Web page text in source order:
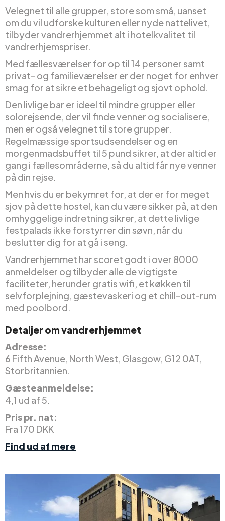
Velegnet til alle grupper, store som små, uanset
om du vil udforske kulturen eller nyde nattelivet,
tilbyder vandrerhjemmet alt i hotelkvalitet til
vandrerhjemspriser.
Med fællesværelser for op til 14 personer samt
privat- og familieværelser er der noget for enhver
smag for at sikre et behageligt og sjovt ophold.
Den livlige bar er ideel til mindre grupper eller
solorejsende, der vil finde venner og socialisere,
men er også velegnet til store grupper.
Regelmæssige sportsudsendelser og en
morgenmadsbuffet til 5 pund sikrer, at der altid er
gang i fællesområderne, så du altid får nye venner
på din rejse.
Men hvis du er bekymret for, at der er for meget
sjov på dette hostel, kan du være sikker på, at den
omhyggelige indretning sikrer, at dette livlige
festpalads ikke forstyrrer din søvn, når du
beslutter dig for at gå i seng.
Vandrerhjemmet har scoret godt i over 8000
anmeldelser og tilbyder alle de vigtigste
faciliteter, herunder gratis wifi, et køkken til
selvforplejning, gæstevaskeri og et chill-out-rum
med poolbord.
Detaljer om vandrerhjemmet
Adresse:
6 Fifth Avenue, North West, Glasgow, G12 0AT,
Storbritannien.
Gæsteanmeldelse:
4,1 ud af 5.
Pris pr. nat:
Fra 170 DKK
Find ud af mere